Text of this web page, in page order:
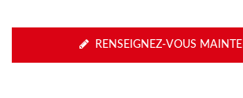
RENSEIGNEZ-VOUS